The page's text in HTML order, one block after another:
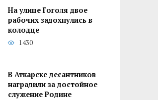
На улице Гоголя двое
рабочих задохнулись в
колодце
1430
В Аткарске десантников
наградили за достойное
служение Родине